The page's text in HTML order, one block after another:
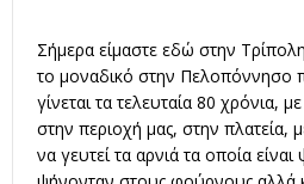
Σήμερα είμαστε εδώ στην
το μοναδικό στην Πελοπόννησο
γίνεται τα τελευταία 80 χρόνια,
στην περιοχή μας, στην πλατεία,
να γευτεί τα αρνιά τα οποία